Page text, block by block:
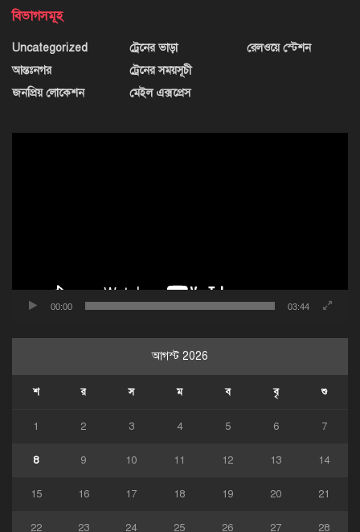
বিভাগসমূহ
Uncategorized
আন্তঃনগর
জনপ্রিয় লোকেশন
ট্রেনের ভাড়া
ট্রেনের সময়সূচী
মেইল এক্সপ্রেস
রেলওয়ে স্টেশন
00:00 03:44
আগস্ট 2026
শ র স ম ব বৃ শু
1 2 3 4 5 6 7
8 9 10 11 12 13 14
15 16 17 18 19 20 21
22 23 24 25 26 27 28